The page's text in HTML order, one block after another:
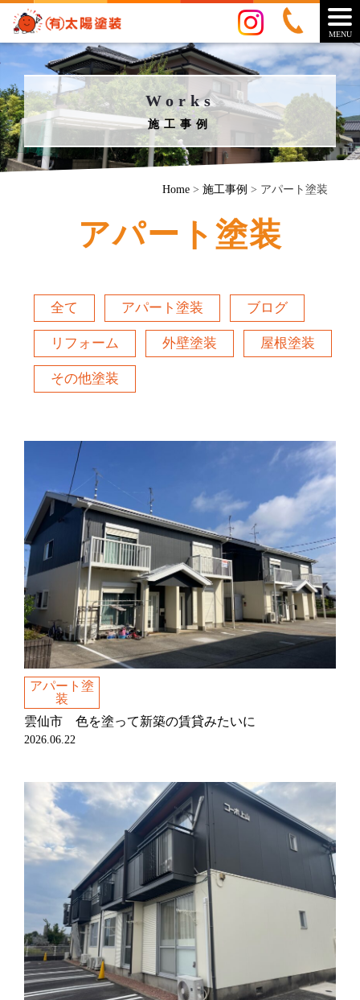
MENU
Works
施工事例
Home > 施工事例 > アパート塗装
アパート塗装
全て アパート塗装 ブログ
リフォーム 外壁塗装 屋根塗装
その他塗装
アパート塗
装
雲仙市 色を塗って新築の賃貸みたいに
2026.06.22